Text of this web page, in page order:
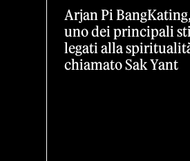
Arjan Pi
uno dei principali
legati alla
chiamato Sak Yant